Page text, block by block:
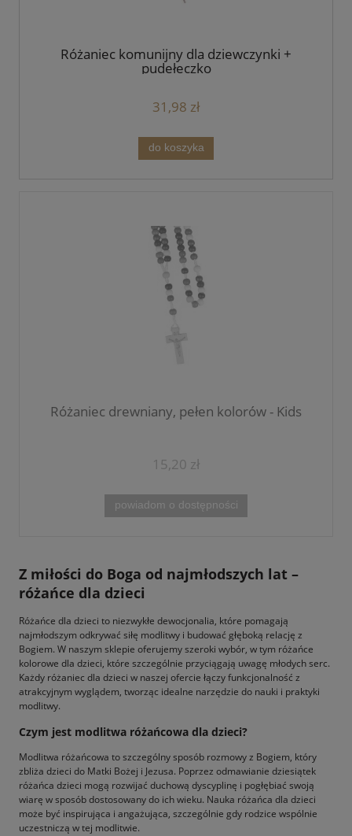
Różaniec komunijny dla dziewczynki +
pudełeczko
31,98 zł
do koszyka
Różaniec drewniany, pełen kolorów - Kids
15,20 zł
powiadom o dostępności
Z miłości do Boga od najmłodszych lat –
różańce dla dzieci
Różańce dla dzieci to niezwykłe dewocjonalia, które pomagają
najmłodszym odkrywać siłę modlitwy i budować głęboką relację z
Bogiem. W naszym sklepie oferujemy szeroki wybór, w tym różańce
kolorowe dla dzieci, które szczególnie przyciągają uwagę młodych serc.
Każdy różaniec dla dzieci w naszej ofercie łączy funkcjonalność z
atrakcyjnym wyglądem, tworząc idealne narzędzie do nauki i praktyki
modlitwy.
Czym jest modlitwa różańcowa dla dzieci?
Modlitwa różańcowa to szczególny sposób rozmowy z Bogiem, który
zbliża dzieci do Matki Bożej i Jezusa. Poprzez odmawianie dziesiątek
różańca dzieci mogą rozwijać duchową dyscyplinę i pogłębiać swoją
wiarę w sposób dostosowany do ich wieku. Nauka różańca dla dzieci
może być inspirująca i angażująca, szczególnie gdy rodzice wspólnie
uczestniczą w tej modlitwie.